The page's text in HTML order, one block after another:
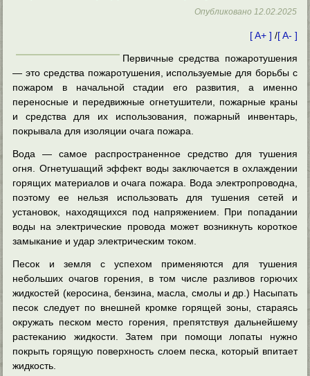
Опубликовано 12.02.2025
[ A+ ] /[ A- ]
Первичные средства пожаротушения
— это средства пожаротушения, используемые для борьбы с
пожаром в начальной стадии его развития, а именно
переносные и передвижные огнетушители, пожарные краны
и средства для их использования, пожарный инвентарь,
покрывала для изоляции очага пожара.
Вода — самое распространенное средство для тушения
огня. Огнетушащий эффект воды заключается в охлаждении
горящих материалов и очага пожара. Вода электропроводна,
поэтому ее нельзя использовать для тушения сетей и
установок, находящихся под напряжением. При попадании
воды на электрические провода может возникнуть короткое
замыкание и удар электрическим током.
Песок и земля с успехом применяются для тушения
небольших очагов горения, в том числе разливов горючих
жидкостей (керосина, бензина, масла, смолы и др.) Насыпать
песок следует по внешней кромке горящей зоны, стараясь
окружать песком место горения, препятствуя дальнейшему
растеканию жидкости. Затем при помощи лопаты нужно
покрыть горящую поверхность слоем песка, который впитает
жидкость.